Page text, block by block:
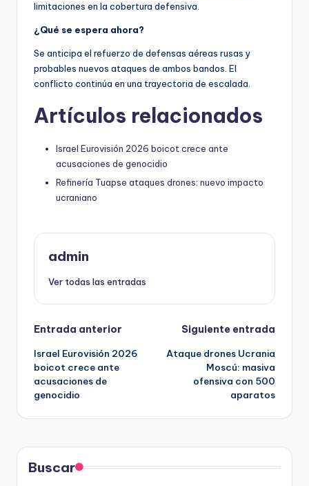
limitaciones en la cobertura defensiva.
¿Qué se espera ahora?
Se anticipa el refuerzo de defensas aéreas rusas y
probables nuevos ataques de ambos bandos. El
conflicto continúa en una trayectoria de escalada.
Artículos relacionados
Israel Eurovisión 2026 boicot crece ante
acusaciones de genocidio
Refinería Tuapse ataques drones: nuevo impacto
ucraniano
admin
Ver todas las entradas
Navegación
de
entradas
Entrada anterior
Israel Eurovisión 2026
boicot crece ante
acusaciones de
genocidio
Siguiente entrada
Ataque drones Ucrania
Moscú: masiva
ofensiva con 500
aparatos
Buscar